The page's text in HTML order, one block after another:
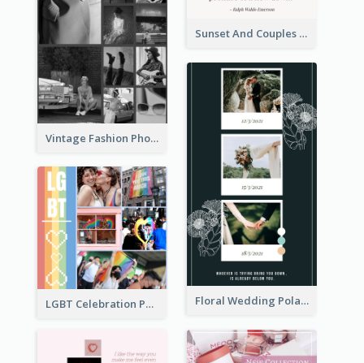
Sunset And Couples Photo Collage
Vintage Fashion Photo Collage
Floral Wedding Polaroid Photo Collage
LGBT Celebration Photo Collage